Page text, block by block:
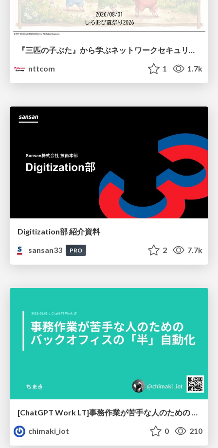
『三匹の子ぶた』から学ぶネットワークセキュリティの昔と今 / Network Security: Then and Now Through the Lens of The Three Little Pigs
nttcom
1 1.7k
Digitization部 紹介資料
sansan33
PRO 2 7.7k
[ChatGPT Work LT]事務作業が苦手な人のための バックオフィスの「半」自動化
chimaki_iot
0 210